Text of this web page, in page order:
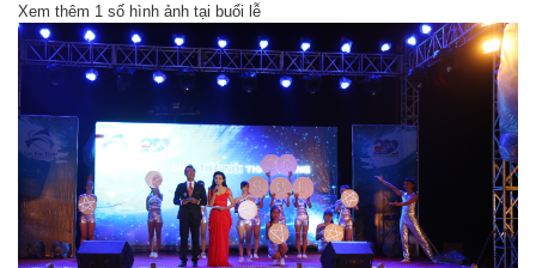
Xem thêm 1 số hình ảnh tại buổi lễ